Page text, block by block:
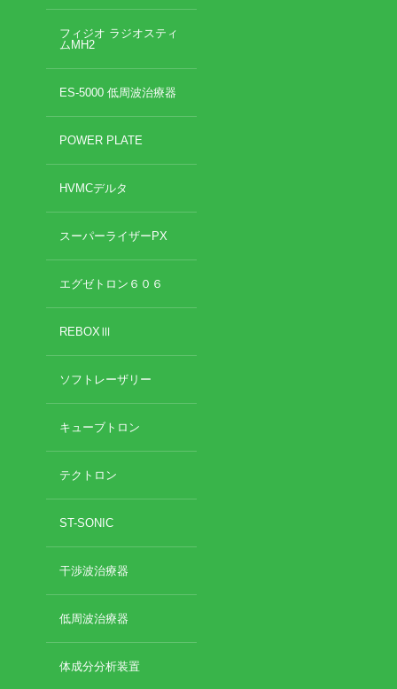
フィジオ ラジオスティ
ムMH2
ES-5000 低周波治療器
POWER PLATE
HVMCデルタ
スーパーライザーPX
エグゼトロン６０６
REBOXⅢ
ソフトレーザリー
キューブトロン
テクトロン
ST-SONIC
干渉波治療器
低周波治療器
体成分分析装置